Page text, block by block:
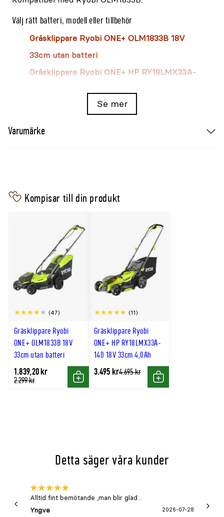
Välj rätt batteri, modell eller tillbehör
Gräsklippare Ryobi ONE+ OLM1833B 18V
33cm utan batteri
Gräsklippare Ryobi ONE+ HP RY18LMX33A-
Se mer
Varumärke
Kompisar till din produkt
Gräsklippare Ryobi
ONE+ OLM1833B 18V
33cm utan batteri
(47)
1.839,20 kr
Tidligere
2.299 kr Köp
Gräsklippare Ryobi
ONE+ HP RY18LMX33A-
140 18V 33cm 4,0Ah
(11)
3.495 krTidligere
4.695 kr
Köp
Detta säger våra kunder
Alltid fint bemötande ,man blir glad .
Yngve
2026-07-28